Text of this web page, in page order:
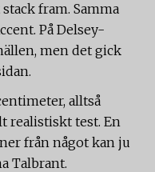
fram. Samma
På Delsey-
men det gick
alltså
realistiskt test. En
från något kan ju
Talbrant.